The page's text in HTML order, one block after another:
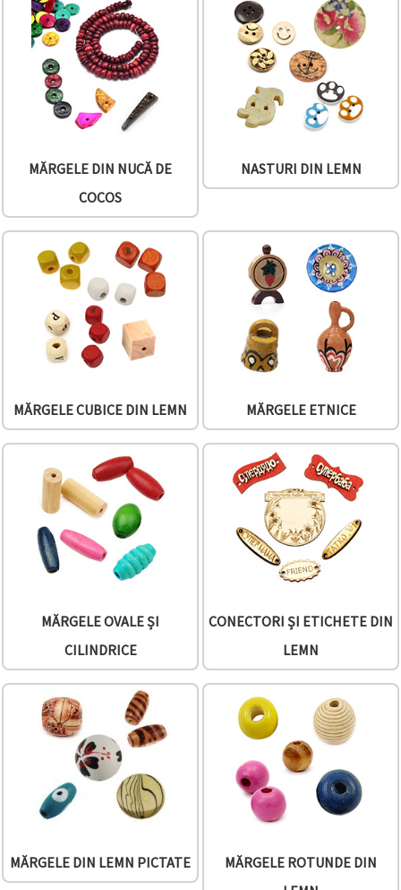
MĂRGELE DIN NUCĂ DE
COCOS
NASTURI DIN LEMN
MĂRGELE CUBICE DIN LEMN MĂRGELE ETNICE
MĂRGELE OVALE ȘI
CILINDRICE
CONECTORI ȘI ETICHETE DIN
LEMN
MĂRGELE DIN LEMN PICTATE
MĂRGELE ROTUNDE DIN